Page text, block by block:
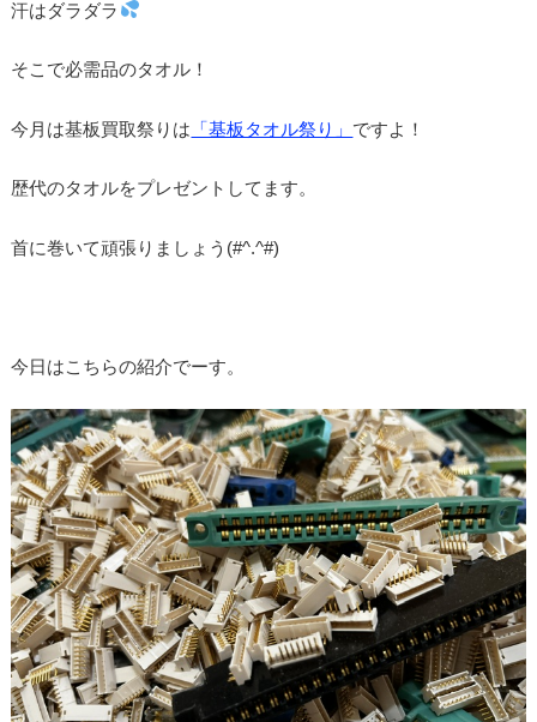
汗はダラダラ
そこで必需品のタオル！
今月は基板買取祭りは 「基板タオル祭り」 ですよ！
歴代のタオルをプレゼントしてます。
首に巻いて頑張りましょう(#^.^#)
今日はこちらの紹介でーす。